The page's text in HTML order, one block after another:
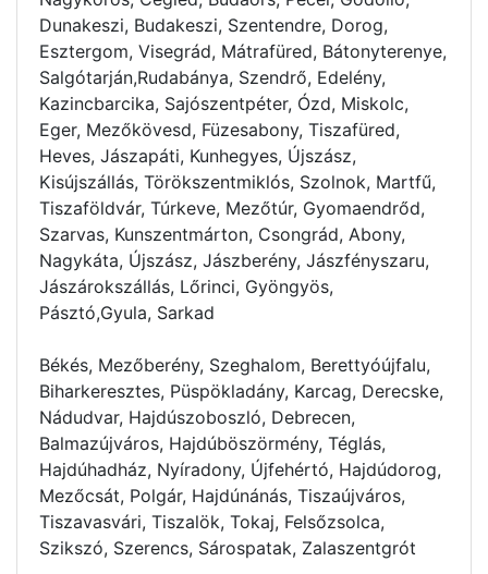
Dunakeszi, Budakeszi, Szentendre, Dorog,
Esztergom, Visegrád, Mátrafüred, Bátonyterenye,
Salgótarján,Rudabánya, Szendrő, Edelény,
Kazincbarcika, Sajószentpéter, Ózd, Miskolc,
Eger, Mezőkövesd, Füzesabony, Tiszafüred,
Heves, Jászapáti, Kunhegyes, Újszász,
Kisújszállás, Törökszentmiklós, Szolnok, Martfű,
Tiszaföldvár, Túrkeve, Mezőtúr, Gyomaendrőd,
Szarvas, Kunszentmárton, Csongrád, Abony,
Nagykáta, Újszász, Jászberény, Jászfényszaru,
Jászárokszállás, Lőrinci, Gyöngyös,
Pásztó,Gyula, Sarkad
Békés, Mezőberény, Szeghalom, Berettyóújfalu,
Biharkeresztes, Püspökladány, Karcag, Derecske,
Nádudvar, Hajdúszoboszló, Debrecen,
Balmazújváros, Hajdúböszörmény, Téglás,
Hajdúhadház, Nyíradony, Újfehértó, Hajdúdorog,
Mezőcsát, Polgár, Hajdúnánás, Tiszaújváros,
Tiszavasvári, Tiszalök, Tokaj, Felsőzsolca,
Szikszó, Szerencs, Sárospatak, Zalaszentgrót